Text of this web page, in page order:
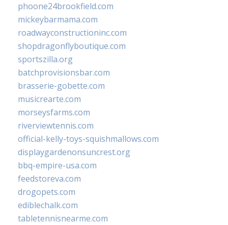
phoone24brookfield.com
mickeybarmama.com
roadwayconstructioninc.com
shopdragonflyboutique.com
sportszilla.org
batchprovisionsbar.com
brasserie-gobette.com
musicrearte.com
morseysfarms.com
riverviewtennis.com
official-kelly-toys-squishmallows.com
displaygardenonsuncrest.org
bbq-empire-usa.com
feedstoreva.com
drogopets.com
ediblechalk.com
tabletennisnearme.com